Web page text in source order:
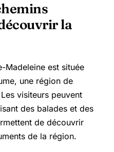
la
Madeleine est située
, une région de
visiteurs peuvent
des balades et des
de découvrir
de la région.